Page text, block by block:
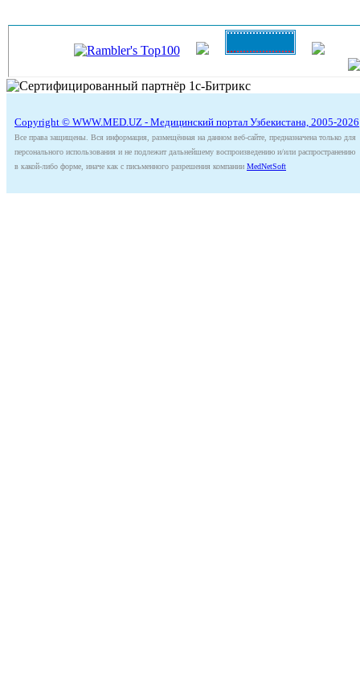
Copyright © WWW.MED.UZ - Медицинский портал Узбекистана, 2005-2026
Все права защищены. Вся информация, размещённая на данном веб-сайте, предназначена только для
персонального использования и не подлежит дальнейшему воспроизведению и/или распространению
в какой-либо форме, иначе как с письменного разрешения компании MedNetSoft